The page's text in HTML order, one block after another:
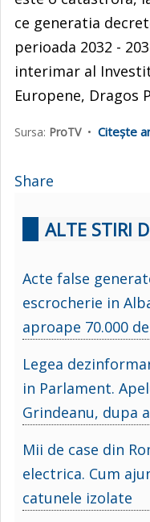
ce generatia
perioada 2032 -
interimar al
Europene, Dragos
Sursa: ProTV• Citește
Share
ALTE STIRI
Acte false
escrocherie in
aproape 70.000
Legea
in Parlament.
Grindeanu, dupa
Mii de case din
electrica. Cum
catunele izolate